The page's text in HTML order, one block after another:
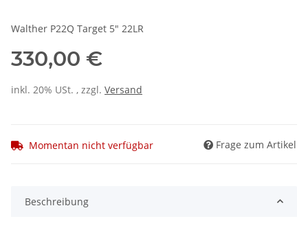
Walther P22Q Target 5" 22LR
330,00 €
inkl. 20% USt. , zzgl. Versand
Momentan nicht verfügbar Frage zum Artikel
Beschreibung